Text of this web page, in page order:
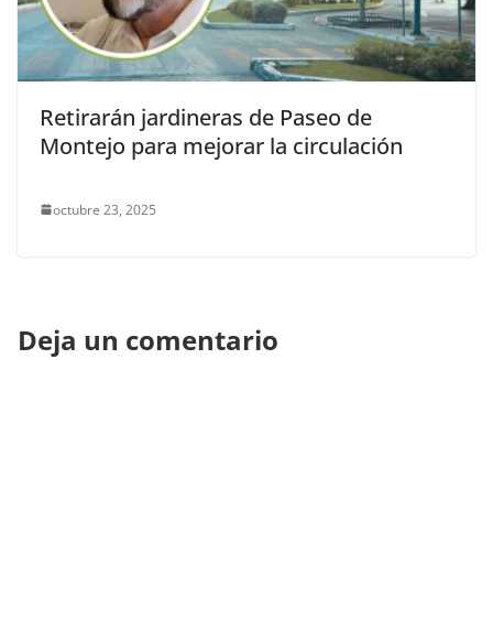
Retirarán jardineras de Paseo de
Montejo para mejorar la circulación
octubre 23, 2025
Deja un comentario